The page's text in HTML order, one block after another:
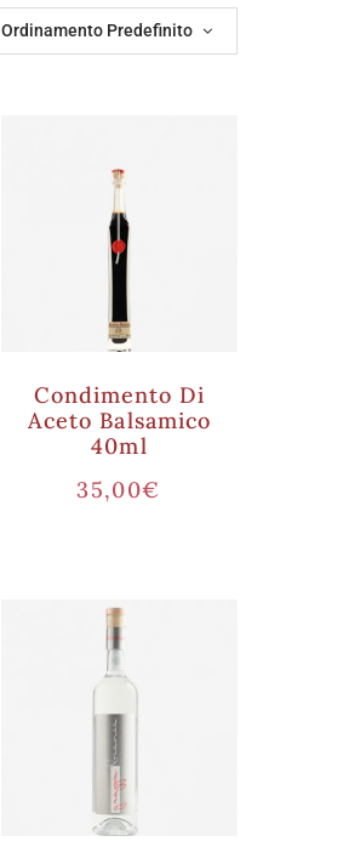
Ordinamento Predefinito
Condimento Di
Aceto Balsamico
40ml
35,00€